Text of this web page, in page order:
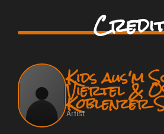
Kids aus'm
Viertel &
Koblenzer
Artist